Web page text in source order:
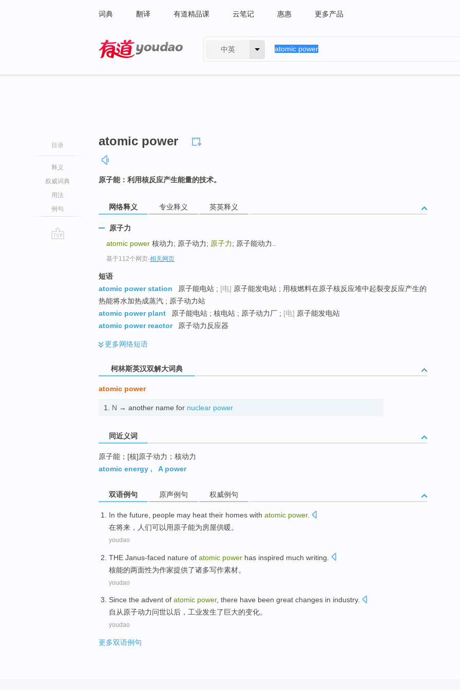
词典 翻译 有道精品课 云笔记 惠惠 更多产品
中英
目录
释义
权威词典
用法
例句
atomic power
原子能：利用核反应产生能量的技术。
网络释义 专业释义 英英释义
原子力
atomic power 核动力; 原子动力; 原子力; 原子能动力..
基于112个网页-相关网页
短语
atomic power station
原子能电站 ; [电] 原子能发电站 ; 用核燃料在原子核反应堆中起裂变反应产生的
热能将水加热成蒸汽 ; 原子动力站
atomic power plant
原子能电站 ; 核电站 ; 原子动力厂 ; [电] 原子能发电站
atomic power reactor
原子动力反应器
更多网络短语
柯林斯英汉双解大词典
atomic power
1. N → another name for nuclear power
同近义词
原子能；[核]原子动力；核动力
atomic energy , A power
双语例句 原声例句 权威例句
In the future people may heat their homes with atomic power.
在将来 ， 人们可以 用 原子能为房屋供暖。
youdao
THE Janus-faced nature of atomic power has inspired much writing
核能的两面性为作家提供了诸多写作素材。
youdao
Since the advent of atomic power, there have been great changes in industry.
自从原子动力问世以后， 工业发生了巨大的变化。
youdao
更多双语例句